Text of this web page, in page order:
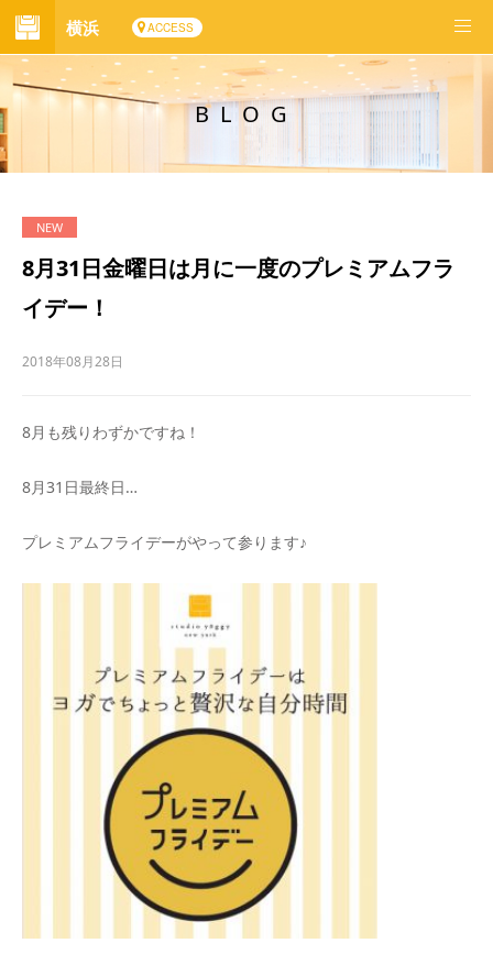
横浜 ACCESS
BLOG
8月31日金曜日は月に一度のプレミアムフラ
イデー！
2018年08月28日
8月も残りわずかですね！
8月31日最終日…
プレミアムフライデーがやって参ります♪